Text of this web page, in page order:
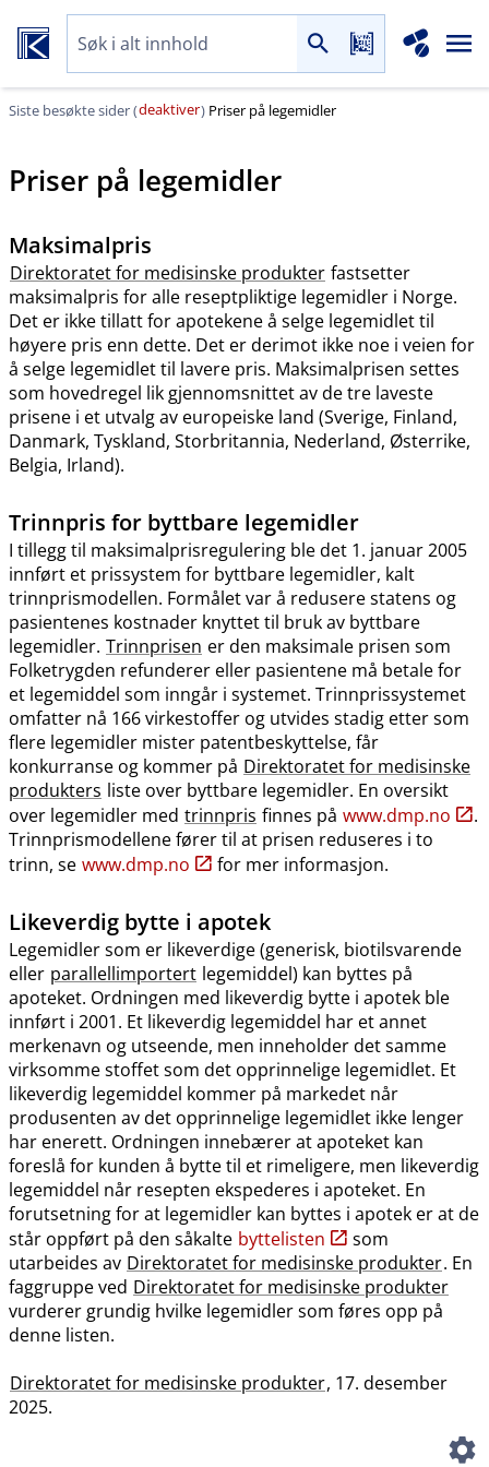
Siste besøkte sider (deaktiver) Priser på legemidler
Priser på legemidler
Maksimalpris
Direktoratet for medisinske produkter fastsetter
maksimalpris for alle reseptpliktige legemidler i Norge.
Det er ikke tillatt for apotekene å selge legemidlet til
høyere pris enn dette. Det er derimot ikke noe i veien for
å selge legemidlet til lavere pris. Maksimalprisen settes
som hovedregel lik gjennomsnittet av de tre laveste
prisene i et utvalg av europeiske land (Sverige, Finland,
Danmark, Tyskland, Storbritannia, Nederland, Østerrike,
Belgia, Irland).
Trinnpris for byttbare legemidler
I tillegg til maksimalprisregulering ble det 1. januar 2005
innført et prissystem for byttbare legemidler, kalt
trinnprismodellen. Formålet var å redusere statens og
pasientenes kostnader knyttet til bruk av byttbare
legemidler. Trinnprisen er den maksimale prisen som
Folketrygden refunderer eller pasientene må betale for
et legemiddel som inngår i systemet. Trinnprissystemet
omfatter nå 166 virkestoffer og utvides stadig etter som
flere legemidler mister patentbeskyttelse, får
konkurranse og kommer på Direktoratet for medisinske
produkters liste over byttbare legemidler. En oversikt
over legemidler med trinnpris finnes på www.dmp.no
.
Trinnprismodellene fører til at prisen reduseres i to
trinn, se www.dmp.no for mer informasjon.
Likeverdig bytte i apotek
Legemidler som er likeverdige (generisk, biotilsvarende
eller parallellimportert legemiddel) kan byttes på
apoteket. Ordningen med likeverdig bytte i apotek ble
innført i 2001. Et likeverdig legemiddel har et annet
merkenavn og utseende, men inneholder det samme
virksomme stoffet som det opprinnelige legemidlet. Et
likeverdig legemiddel kommer på markedet når
produsenten av det opprinnelige legemidlet ikke lenger
har enerett. Ordningen innebærer at apoteket kan
foreslå for kunden å bytte til et rimeligere, men likeverdig
legemiddel når resepten ekspederes i apoteket. En
forutsetning for at legemidler kan byttes i apotek er at de
står oppført på den såkalte byttelisten
som
utarbeides av Direktoratet for medisinske produkter. En
faggruppe ved Direktoratet for medisinske produkter
vurderer grundig hvilke legemidler som føres opp på
denne listen.
Direktoratet for medisinske produkter, 17. desember
2025.